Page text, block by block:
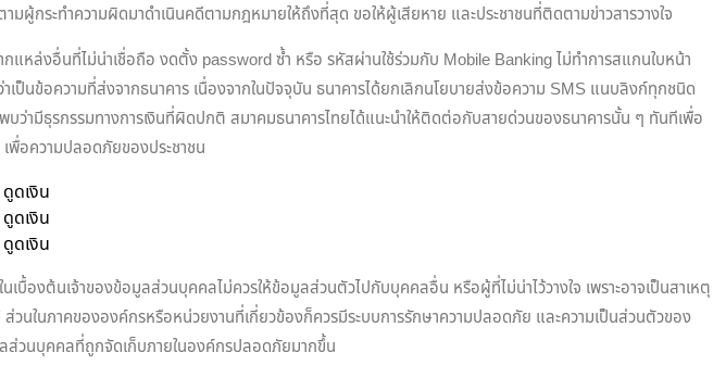
ผู้กระทำความผิดมาดำเนินคดีตามกฎหมายให้ถึงที่สุด ขอให้ผู้เสียหาย และประชาชนที่ติดตามข่าวสารวางใจ
แหล่งอื่นที่ไม่น่าเชื่อถือ งดตั้ง password ซ้ำ หรือ รหัสผ่านใช้ร่วมกับ Mobile Banking ไม่ทำการสแกนใบหน้า
ข้อความที่ส่งจากธนาคาร เนื่องจากในปัจจุบัน ธนาคารได้ยกเลิกนโยบายส่งข้อความ SMS แนบลิงก์ทุกชนิด
ามีธุรกรรมทางการเงินที่ผิดปกติ สมาคมธนาคารไทยได้แนะนำให้ติดต่อกับสายด่วนของธนาคารนั้น ๆ ทันทีเพื่อ
พื่อความปลอดภัยของประชาชน
องต้นเจ้าของข้อมูลส่วนบุคคลไม่ควรให้ข้อมูลส่วนตัวไปกับบุคคลอื่น หรือผู้ที่ไม่น่าไว้วางใจ เพราะอาจเป็นสาเหตุ
นในภาคขององค์กรหรือหน่วยงานที่เกี่ยวข้องก็ควรมีระบบการรักษาความปลอดภัย และความเป็นส่วนตัวของ
วนบุคคลที่ถูกจัดเก็บภายในองค์กรปลอดภัยมากขึ้น